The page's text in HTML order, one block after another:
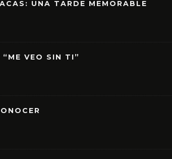
UNA TARDE MEMORABLE
VEO SIN TI”